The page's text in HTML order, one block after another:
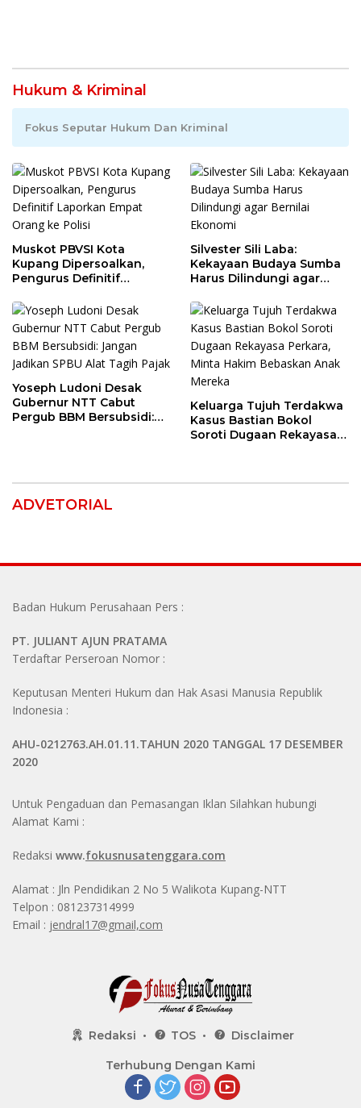
Hukum & Kriminal
Fokus Seputar Hukum Dan Kriminal
Muskot PBVSI Kota
Kupang Dipersoalkan,
Pengurus Definitif
Polisi
Silvester Sili Laba:
Kekayaan Budaya Sumba
Harus Dilindungi agar
Yoseph Ludoni Desak
Gubernur NTT Cabut
Pergub BBM Bersubsidi:
Keluarga Tujuh Terdakwa
Kasus Bastian Bokol
Soroti Dugaan Rekayasa
ADVETORIAL
Badan Hukum Perusahaan Pers :
PT. JULIANT AJUN PRATAMA
Terdaftar Perseroan Nomor :
Keputusan Menteri Hukum dan Hak Asasi Manusia Republik
Indonesia :
AHU-0212763.AH.01.11.TAHUN 2020 TANGGAL 17 DESEMBER
2020
Untuk Pengaduan dan Pemasangan Iklan Silahkan hubungi
Alamat Kami :
Redaksi www.fokusnusatenggara.com
Alamat : Jln Pendidikan 2 No 5 Walikota Kupang-NTT
Telpon : 081237314999
Email : jendral17@gmail,com
Redaksi TOS Disclaimer
Terhubung Dengan Kami